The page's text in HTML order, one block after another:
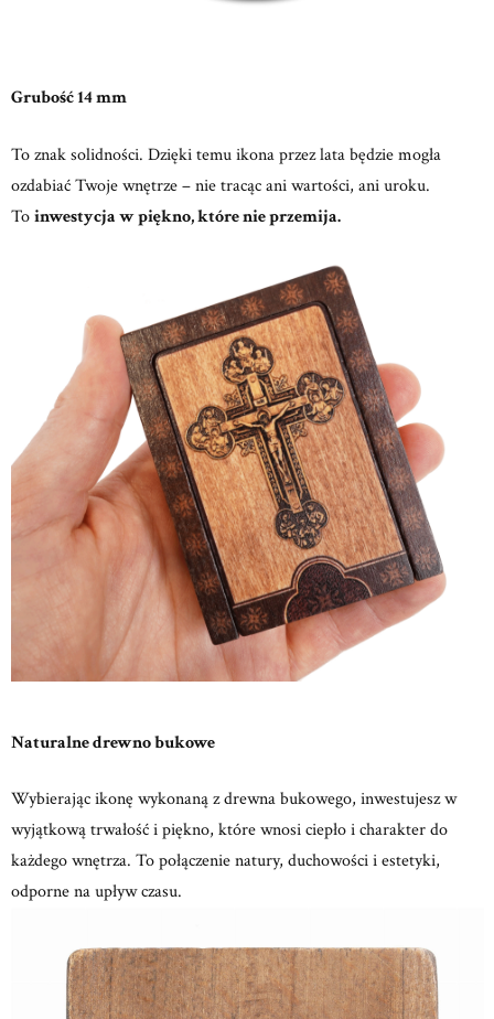
Grubość 14 mm
To znak solidności. Dzięki temu ikona przez lata będzie mogła
ozdabiać Twoje wnętrze – nie tracąc ani wartości, ani uroku.
To inwestycja w piękno, które nie przemija.
Naturalne drewno bukowe
Wybierając ikonę wykonaną z drewna bukowego, inwestujesz w
wyjątkową trwałość i piękno, które wnosi ciepło i charakter do
każdego wnętrza. To połączenie natury, duchowości i estetyki,
odporne na upływ czasu.